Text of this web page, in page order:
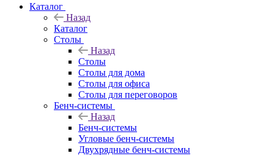
Каталог
Назад
Каталог
Столы
Назад
Столы
Столы для дома
Столы для офиса
Столы для переговоров
Бенч-системы
Назад
Бенч-системы
Угловые бенч-системы
Двухрядные бенч-системы